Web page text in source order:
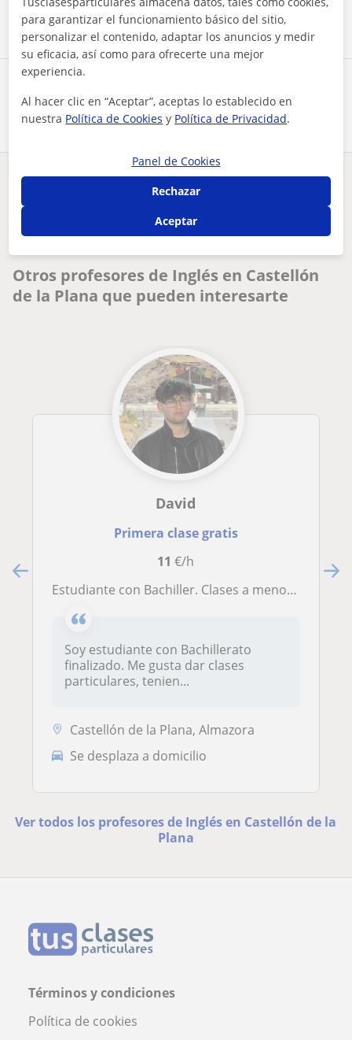
Contactar ahora
¿Hay algún error en este perfil?
Inglés
Castellón
docente inglés con amplia experiencia sector público eoi y s...
Otros profesores de Inglés en Castellón
de la Plana que pueden interesarte
David
Primera clase gratis
11 €/h
Estudiante con Bachiller. Clases a menores estudiantes en inglés y más asignaturas (Historia, Matemáticas, Latín...)
Soy estudiante con Bachillerato
finalizado. Me gusta dar clases
particulares, tenien...
Castellón de la Plana, Almazora
Se desplaza a domicilio
Ver todos los profesores de Inglés en Castellón de la
Plana
Términos y condiciones
Política de cookies
para garantizar el funcionamiento básico del sitio,
personalizar el contenido, adaptar los anuncios y medir
su eficacia, así como para ofrecerte una mejor
experiencia.
Al hacer clic en “Aceptar”, aceptas lo establecido en
nuestra Política de Cookies y Política de Privacidad.
Panel de Cookies
Rechazar
Aceptar